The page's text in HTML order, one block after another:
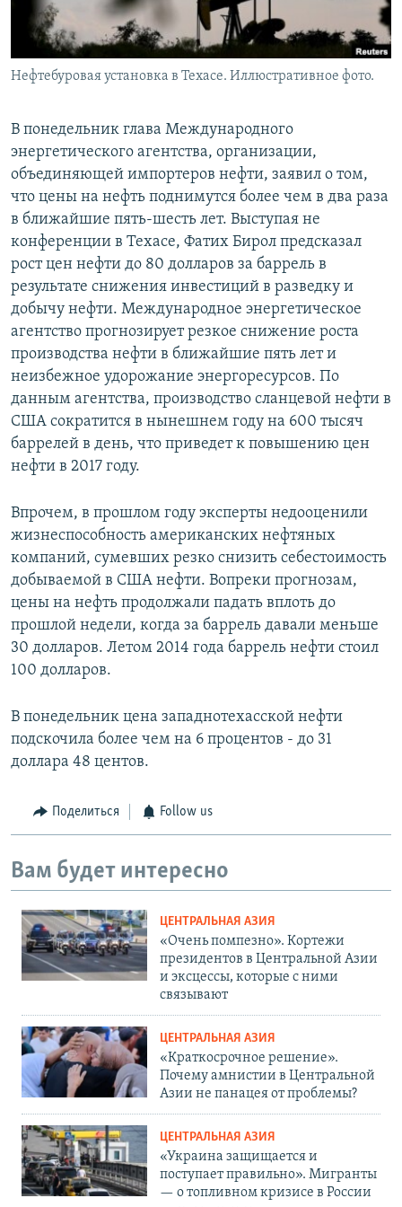
Нефтебуровая установка в Техасе. Иллюстративное фото.
В понедельник глава Международного
энергетического агентства, организации,
объединяющей импортеров нефти, заявил о том,
что цены на нефть поднимутся более чем в два раза
в ближайшие пять-шесть лет. Выступая не
конференции в Техасе, Фатих Бирол предсказал
рост цен нефти до 80 долларов за баррель в
результате снижения инвестиций в разведку и
добычу нефти. Международное энергетическое
агентство прогнозирует резкое снижение роста
производства нефти в ближайшие пять лет и
неизбежное удорожание энергоресурсов. По
данным агентства, производство сланцевой нефти в
США сократится в нынешнем году на 600 тысяч
баррелей в день, что приведет к повышению цен
нефти в 2017 году.
Впрочем, в прошлом году эксперты недооценили
жизнеспособность американских нефтяных
компаний, сумевших резко снизить себестоимость
добываемой в США нефти. Вопреки прогнозам,
цены на нефть продолжали падать вплоть до
прошлой недели, когда за баррель давали меньше
30 долларов. Летом 2014 года баррель нефти стоил
100 долларов.
В понедельник цена западнотехасской нефти
подскочила более чем на 6 процентов - до 31
доллара 48 центов.
Поделиться Follow us
Вам будет интересно
ЦЕНТРАЛЬНАЯ АЗИЯ
«Очень помпезно». Кортежи
президентов в Центральной Азии
и эксцессы, которые с ними
связывают
ЦЕНТРАЛЬНАЯ АЗИЯ
«Краткосрочное решение».
Почему амнистии в Центральной
Азии не панацея от проблемы?
ЦЕНТРАЛЬНАЯ АЗИЯ
«Украина защищается и
поступает правильно». Мигранты
— о топливном кризисе в России